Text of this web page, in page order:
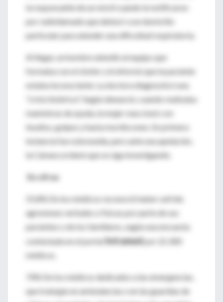
la responsable de un móvil cuando le notificaron
por radiollamado que debía ir a un domicilio
particular para atender una dificultad respiratoria.
Al llegar, un hombre atendió al equipo que
formaba con el chofer y le informó que la paciente
estaba inconsciente. La doctora diagnosticó una
"crisis histérica". Según denunció, cuando realizaba
maniobras de ayuda, la mujer reaccionó con
insultos, golpes y hasta mordiscones. En primera
instancia fue sobreseída, pero ante una apelación,
la Cámara ordenó que se siga investigando.
En cifras
55,8% De los médicos reconoció haber sufrido
agresiones verbales o físicas por parte de sus
pacientes o de los familiares, según una encuesta
contestada en el portal Intramedpor 22.300
médicos.
74% De los médicos dedicados a las emergencias,
que trabajan en ambulancias o en las guardias de